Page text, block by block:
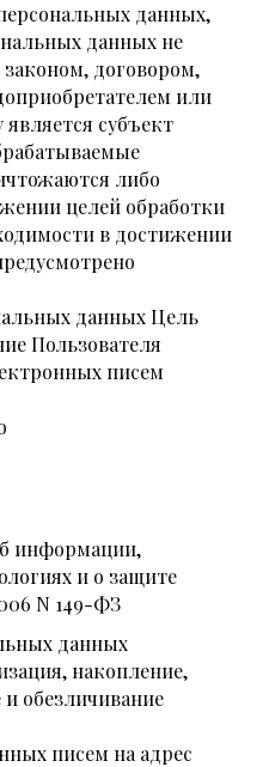
данных,
данных не
договором,
или
субъект
либо
целей обработки
в достижении
данных Цель
Пользователя
писем
информации,
и о защите
N 149-ФЗ
данных
накопление,
обезличивание
писем на адрес